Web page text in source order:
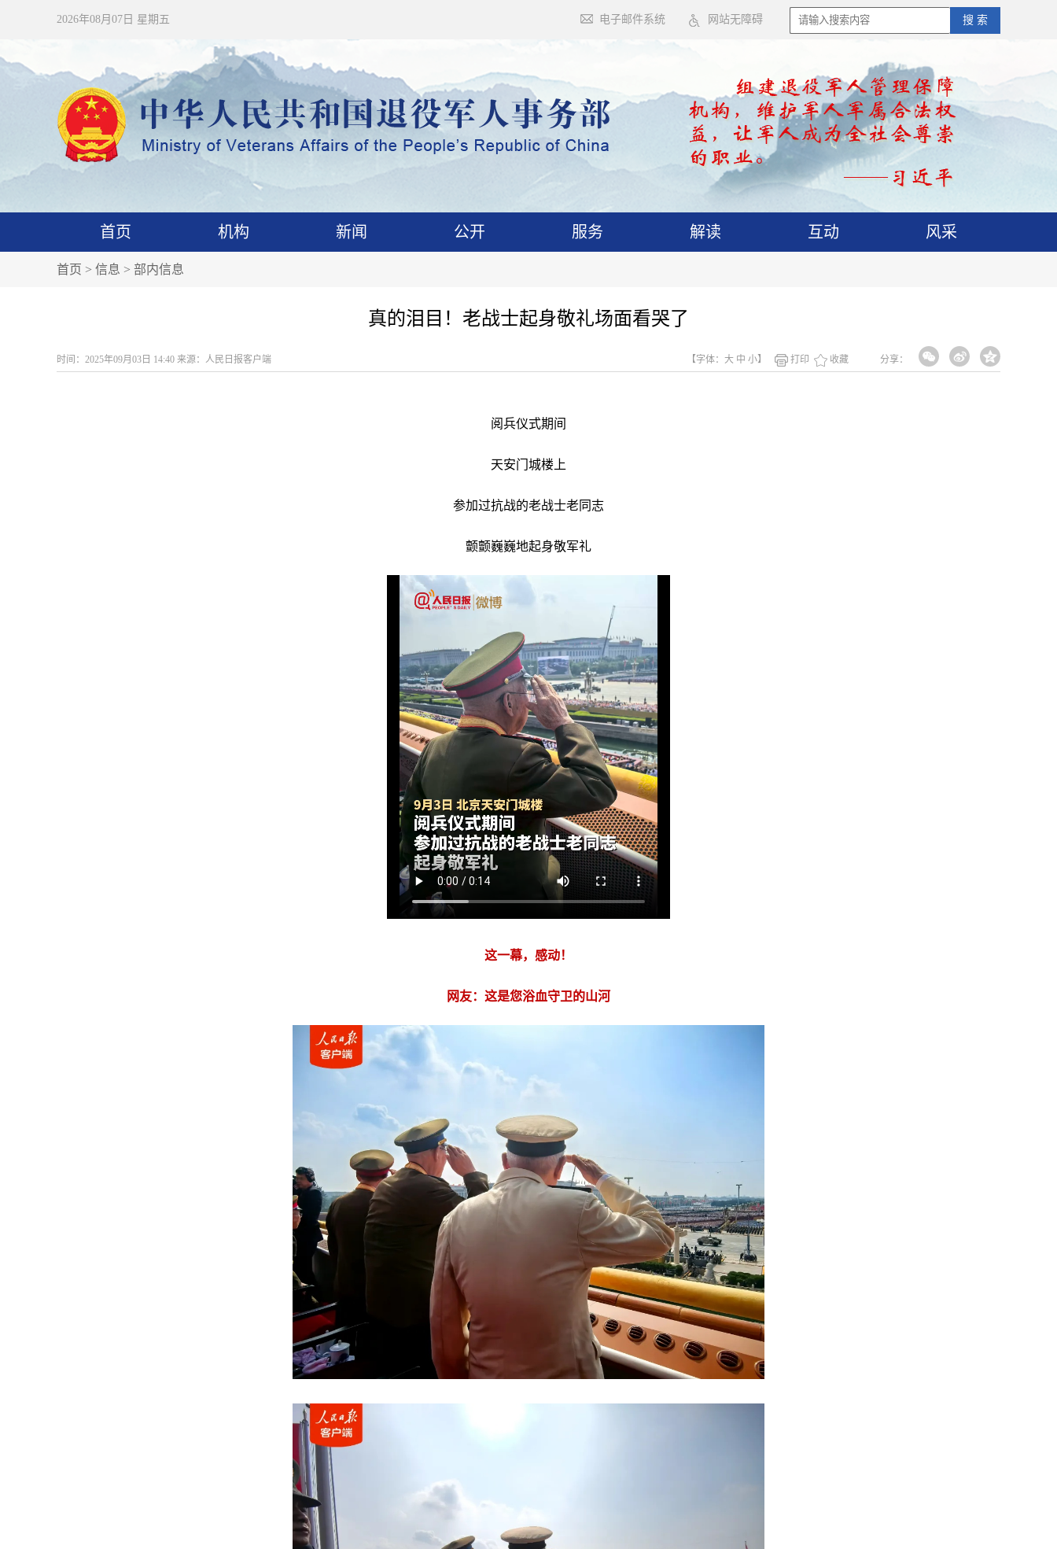
2026年08月07日 星期五 搜 索
电子邮件系统 网站无障碍
首页 机构 新闻 公开 服务 解读 互动 风采
首页 > 信息 > 部内信息
真的泪目！老战士起身敬礼场面看哭了
时间：2025年09月03日 14:40 来源：人民日报客户端 分享：
【字体： 大 中 小】 打印 收藏
阅兵仪式期间
天安门城楼上
参加过抗战的老战士老同志
颤颤巍巍地起身敬军礼
这一幕，感动！
网友：这是您浴血守卫的山河